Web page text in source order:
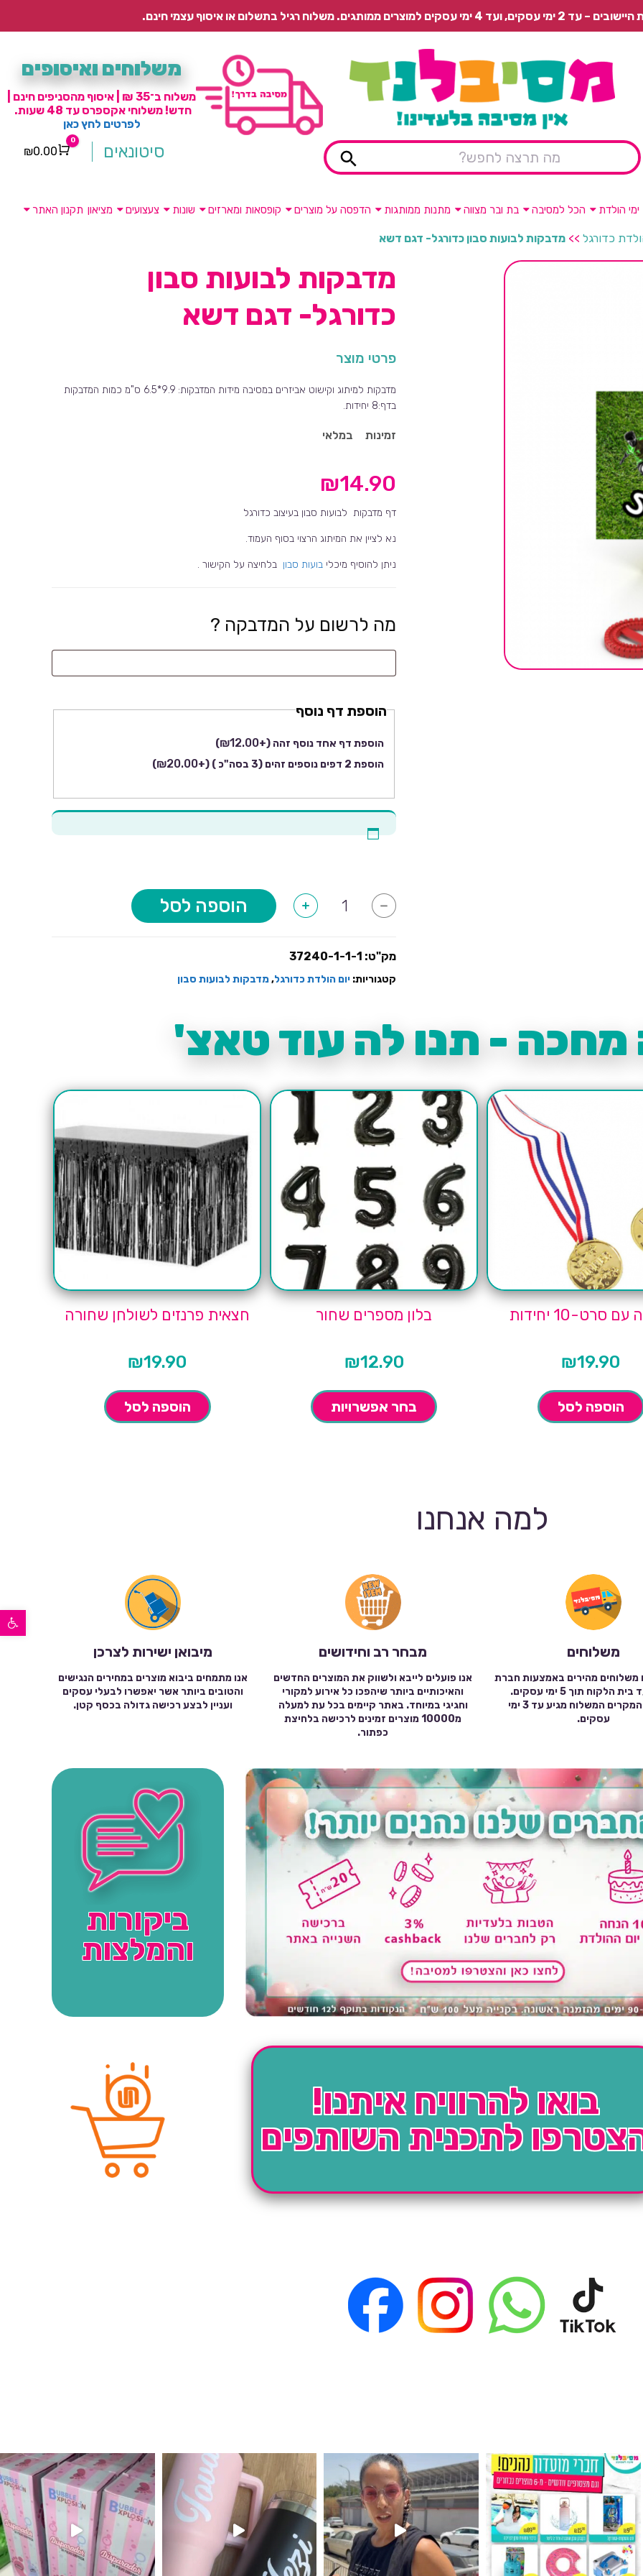
פתח סרגל נגישות
רגיל בתשלום או איסוף עצמי חינם.
משלוחים ואיסופים
משלוח ב־35 ₪ | איסוף מהסניפים חינם |
חדש! משלוחי אקספרס עד 48 שעות.
לפרטים לחץ כאן
סיטונאים Cart
0
₪0.00
ימי הולדת הכל למסיבה בת ובר מצווה מתנות ממותגות הדפסה על מוצרים קופסאות ומארזים שונות צעצועים מציאון תקנון האתר
כדורגל >> מדבקות לבועות סבון כדורגל- דגם דשא
מדבקות לבועות סבון
כדורגל- דגם דשא
פרטי מוצר
מדבקות למיתוג וקישוט אביזרים במסיבה מידות המדבקות: 9.9*6.5 ס"מ כמות המדבקות
בדף:8 יחידות.
זמינות במלאי
₪14.90
דף מדבקות לבועות סבון בעיצוב כדורגל
נא לציין את המיתוג הרצוי בסוף העמוד.
ניתן להוסיף מיכלי בועות סבון בלחיצה על הקישור .
מה לרשום על המדבקה ?
לרשום
המדבקה
הוספת דף נוסף
הוספת דף אחד נוסף זהה (+
₪12.00
)
הוספת 2 דפים נוספים זהים (3 בסה"כ )
(+
₪20.00
)
-
של
כדורגל-
דשא
+ הוספה לסל
מק"ט: 37240-1-1-1
קטגוריות: יום הולדת כדורגל,מדבקות לבועות סבון
- תנו לה עוד טאצ'
סרט-10 יחידות
₪19.90
הוספה לסל
בלון מספרים שחור
₪12.90
בחר אפשרויות
חצאית פרנזים לשולחן שחורה
₪19.90
הוספה לסל
למה אנחנו
משלוחים
משלוחים מהירים באמצעות חברת
שילוח עד בית הלקוח תוך 5 ימי עסקים.
במרבית המקרים המשלוח מגיע עד 3 ימי
עסקים.
מבחר רב וחידושים
אנו פועלים לייבא ולשווק את המוצרים החדשים
והאיכותיים ביותר שיהפכו כל אירוע למקורי
וחגיגי במיוחד. באתר קיימים בכל עת למעלה
מ10000 מוצרים זמינים לרכישה בלחיצת
כפתור.
מיבואן ישירות לצרכן
אנו מתמחים ביבוא מוצרים במחירים הנגישים
והטובים ביותר אשר יאפשרו לבעלי עסקים
ועניין לבצע רכישה גדולה בכסף קטן.
ביקורות
והמלצות
בואו להרוויח איתנו!
לתכנית השותפים
מין העובר רק במסיבלנד !! קיים
כוס נירוסטה ענקית שכול אחד צריך! קיימת באתר ובסניהמוצר הכי מבוקש שלנו מטף לגילוי מין העובר חזר למלא